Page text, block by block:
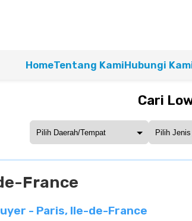
HomeTentang KamiHubungi
Cari
France
- Paris, Ile-de-France